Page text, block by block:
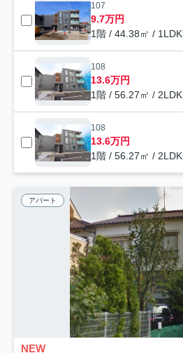
107
9.7万円
1階 / 44.38㎡ / 1LDK
108
13.6万円
1階 / 56.27㎡ / 2LDK
108
13.6万円
1階 / 56.27㎡ / 2LDK
アパート
NEW